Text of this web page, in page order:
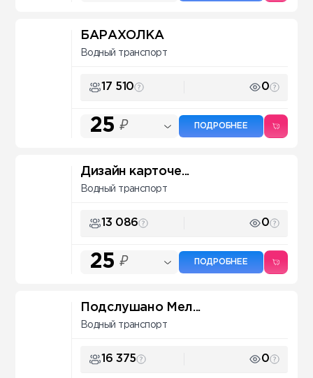
БАРАХОЛКА
Водный транспорт
17 510 0
25 ₽ ПОДРОБНЕЕ
Дизайн карточе...
Водный транспорт
13 086 0
25 ₽ ПОДРОБНЕЕ
Подслушано Мел...
Водный транспорт
16 375 0